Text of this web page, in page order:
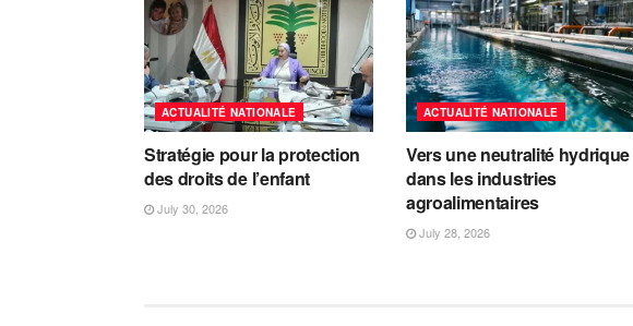
ACTUALITÉ NATIONALE
Stratégie pour la protection
des droits de l’enfant
July 30, 2026
ACTUALITÉ NATIONALE
Vers une neutralité hydrique
dans les industries
agroalimentaires
July 28, 2026